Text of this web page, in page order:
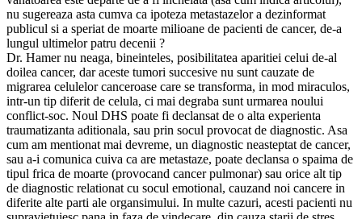
nu sugereaza asta cumva ca ipoteza metastazelor a dezinformat
publicul si a speriat de moarte milioane de pacienti de cancer, de-a
lungul ultimelor patru decenii ?
Dr. Hamer nu neaga, bineinteles, posibilitatea aparitiei celui de-al
doilea cancer, dar aceste tumori succesive nu sunt cauzate de
migrarea celulelor canceroase care se transforma, in mod miraculos,
intr-un tip diferit de celula, ci mai degraba sunt urmarea noului
conflict-soc. Noul DHS poate fi declansat de o alta experienta
traumatizanta aditionala, sau prin socul provocat de diagnostic. Asa
cum am mentionat mai devreme, un diagnostic neasteptat de cancer,
sau a-i comunica cuiva ca are metastaze, poate declansa o spaima de
tipul frica de moarte (provocand cancer pulmonar) sau orice alt tip
de diagnostic relationat cu socul emotional, cauzand noi cancere in
diferite alte parti ale organsimului. In multe cazuri, acesti pacienti nu